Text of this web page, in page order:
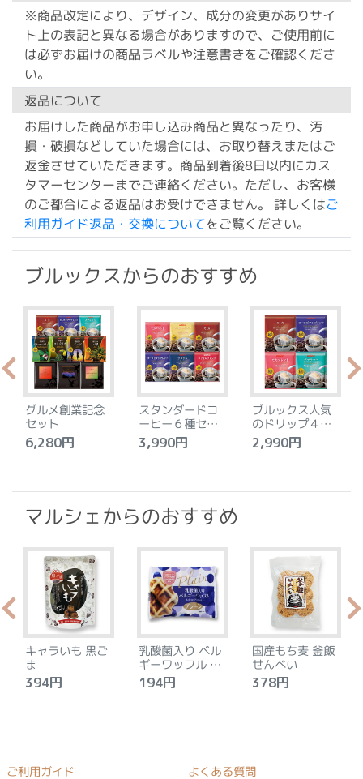
※商品改定により、デザイン、成分の変更がありサイ
ト上の表記と異なる場合がありますので、ご使用前に
は必ずお届けの商品ラベルや注意書きをご確認くださ
い。
返品について
お届けした商品がお申し込み商品と異なったり、汚
損・破損などしていた場合には、お取り替えまたはご
返金させていただきます。商品到着後8日以内にカス
タマーセンターまでご連絡ください。ただし、お客様
のご都合による返品はお受けできません。 詳しくはご
利用ガイド返品・交換についてをご覧ください。
ブルックスからのおすすめ
グルメ創業記念
セット
6,280円
スタンダードコ
ーヒー６種セッ
ト
3,990円
ブルックス人気
のドリップ４種
セット
2,990円
マルシェからのおすすめ
キャラいも 黒ご
ま
394円
乳酸菌入り ベル
ギーワッフル プ
レーン
194円
国産もち麦 釜飯
せんべい
378円
ご利用ガイド よくある質問